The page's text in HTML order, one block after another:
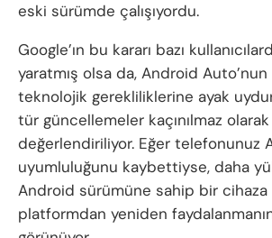
eski sürümde çalışıyordu.
Google’ın bu kararı bazı
yaratmış olsa da, Android
teknolojik gerekliliklerine ayak
tür güncellemeler kaçınılmaz olarak
değerlendiriliyor. Eğer telefonunuz
uyumluluğunu kaybettiyse, daha
Android sürümüne sahip bir cihaza
platformdan yeniden